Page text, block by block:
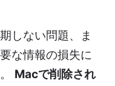
しない問題、ま
な情報の損失に
Macで削除され